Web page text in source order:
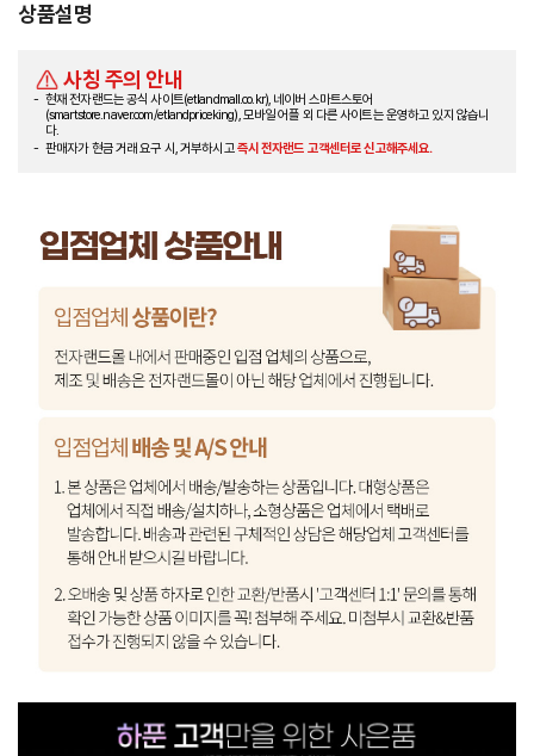
상품설명
사칭 주의 안내
현재 전자랜드는 공식 사이트(etlandmall.co.kr), 네이버 스마트스토어
(smartstore.naver.com/etlandpriceking), 모바일 어플 외 다른 사이트는 운영하고 있지 않습니
다.
판매자가 현금 거래 요구 시, 거부하시고즉시 전자랜드 고객센터로 신고해주세요.